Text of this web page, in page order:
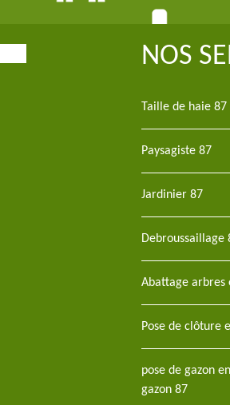
NOS
Taille de haie 87
Paysagiste 87
Jardinier 87
Debroussaillage
Abattage arbres
Pose de clôture
pose de gazon
gazon 87